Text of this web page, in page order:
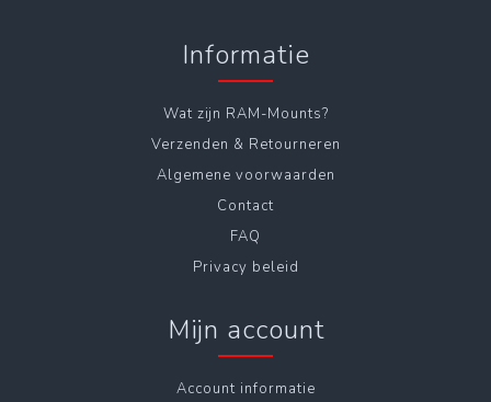
Informatie
Wat zijn RAM-Mounts?
Verzenden & Retourneren
Algemene voorwaarden
Contact
FAQ
Privacy beleid
Mijn account
Account informatie